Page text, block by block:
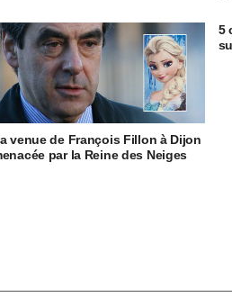
venue de François Fillon à Dijon
par la Reine des Neiges
5